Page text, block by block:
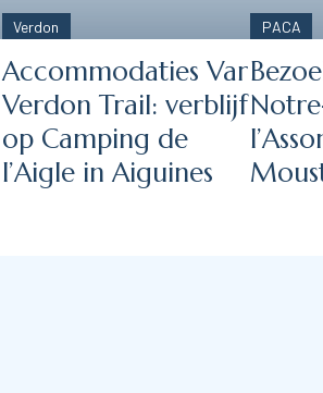
Verdon
Accommodaties Var
Verdon Trail: verblijf
op Camping de
l’Aigle in Aiguines
PACA